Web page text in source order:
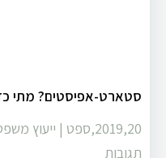
סטארט-אפיסטים? מתי
2019,20,ספט
| ייעוץ
תגובות